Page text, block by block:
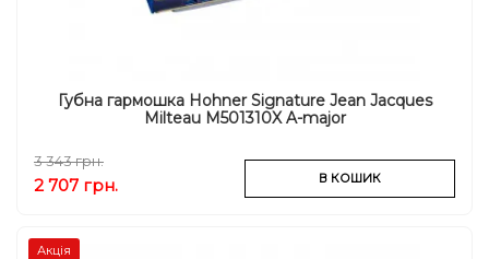
Губна гармошка Hohner Signature Jean Jacques
Milteau M501310X A-major
3 343 грн.
2 707 грн. В КОШИК
Акція